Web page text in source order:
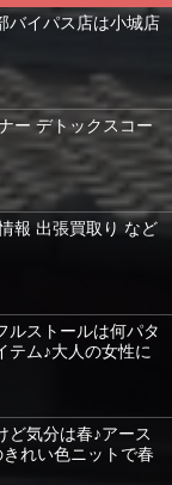
バイパス店は小城店
ー デトックスコー
報 出張買取り など
ルストールは何パタ
テム♪大人の女性に
ど気分は春♪アース
れい色ニットで春